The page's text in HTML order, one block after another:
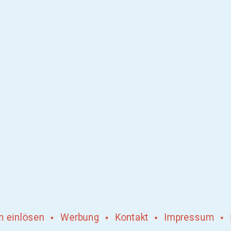
einlösen Werbung Kontakt Impressum